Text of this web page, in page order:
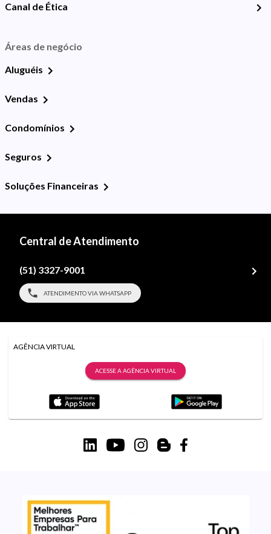
Canal de Ética
Áreas de negócio
Aluguéis
Vendas
Condomínios
Seguros
Soluções Financeiras
Central de Atendimento
(51) 3327-9001
ATENDIMENTO VIA WHATSAPP
AGÊNCIA VIRTUAL
ACESSE A AGÊNCIA VIRTUAL